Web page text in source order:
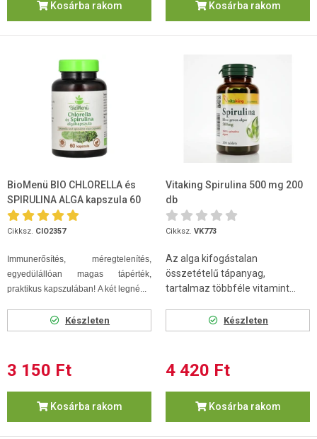
Kosárba rakom Kosárba rakom
BioMenü BIO CHLORELLA és
SPIRULINA ALGA kapszula 60
db
Cikksz. CIO2357
Immunerősítés, méregtelenítés,
egyedülállóan magas tápérték,
praktikus kapszulában! A két legné...
Készleten
3 150 Ft
Kosárba rakom
Vitaking Spirulina 500 mg 200
db
Cikksz. VK773
Az alga kifogástalan
összetételű tápanyag,
tartalmaz többféle vitamint...
Készleten
4 420 Ft
Kosárba rakom